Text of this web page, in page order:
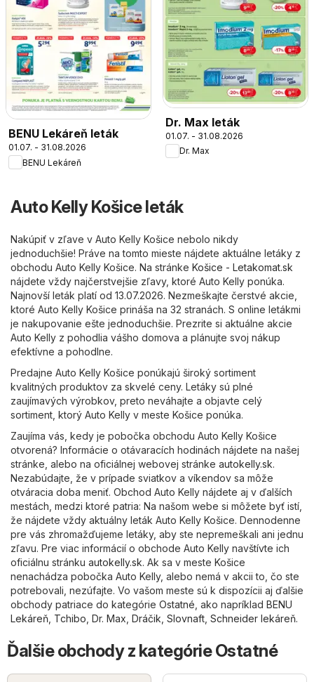
BENU Lekáreň leták
01.07. - 31.08.2026
BENU Lekáreň
Dr. Max leták
01.07. - 31.08.2026
Dr. Max
Auto Kelly Košice leták
Nakúpiť v zľave v Auto Kelly Košice nebolo nikdy
jednoduchšie! Práve na tomto mieste nájdete aktuálne letáky z
obchodu Auto Kelly Košice. Na stránke Košice - Letakomat.sk
nájdete vždy najčerstvejšie zľavy, ktoré Auto Kelly ponúka.
Najnovší leták platí od 13.07.2026. Nezmeškajte čerstvé akcie,
ktoré Auto Kelly Košice prináša na 32 stranách. S online letákmi
je nakupovanie ešte jednoduchšie. Prezrite si aktuálne akcie
Auto Kelly z pohodlia vášho domova a plánujte svoj nákup
efektívne a pohodlne.
Predajne Auto Kelly Košice ponúkajú široký sortiment
kvalitných produktov za skvelé ceny. Letáky sú plné
zaujímavých výrobkov, preto neváhajte a objavte celý
sortiment, ktorý Auto Kelly v meste Košice ponúka.
Zaujíma vás, kedy je pobočka obchodu Auto Kelly Košice
otvorená? Informácie o otávaracích hodinách nájdete na našej
stránke, alebo na oficiálnej webovej stránke autokelly.sk.
Nezabúdajte, že v prípade sviatkov a víkendov sa môže
otváracia doba meniť. Obchod Auto Kelly nájdete aj v ďalších
mestách, medzi ktoré patria: Na našom webe si môžete byť istí,
že nájdete vždy aktuálny leták Auto Kelly Košice. Dennodenne
pre vás zhromažďujeme letáky, aby ste nepremeškali ani jednu
zľavu. Pre viac informácií o obchode Auto Kelly navštívte ich
oficiálnu stránku autokelly.sk. Ak sa v meste Košice
nenachádza pobočka Auto Kelly, alebo nemá v akcii to, čo ste
potrebovali, nezúfajte. Vo vašom meste sú k dispozícii aj ďalšie
obchody patriace do kategórie Ostatné , ako napríklad BENU
Lekáreň Tchibo Dr. Max Dráčik Slovnaft Schneider lekáreň.
Ďalšie obchody z kategórie Ostatné